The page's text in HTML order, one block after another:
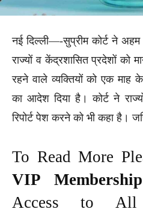
नई दिल्ली—-सुप्रीम कोर्ट ने
राज्यों व केंद्रशासित प्रदेशों को
रहने वाले व्यक्तियों को एक माह
का आदेश दिया है। कोर्ट ने
रिपोर्ट पेश करने को भी कहा है।
To Read More
VIP
Access to All